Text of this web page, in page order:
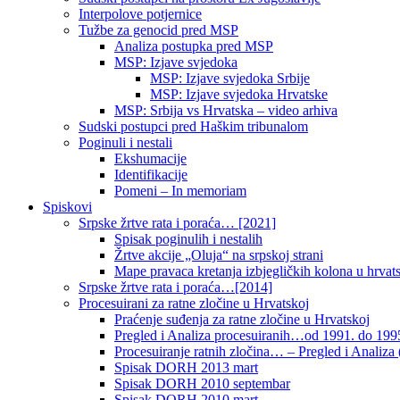
Interpolove potjernice
Tužbe za genocid pred MSP
Analiza postupka pred MSP
MSP: Izjave svjedoka
MSP: Izjave svjedoka Srbije
MSP: Izjave svjedoka Hrvatske
MSP: Srbija vs Hrvatska – video arhiva
Sudski postupci pred Haškim tribunalom
Poginuli i nestali
Ekshumacije
Identifikacije
Pomeni – In memoriam
Spiskovi
Srpske žrtve rata i poraća… [2021]
Spisak poginulih i nestalih
Žrtve akcije „Oluja“ na srpskoj strani
Mape pravaca kretanja izbjegličkih kolona u
Srpske žrtve rata i poraća…[2014]
Procesuirani za ratne zločine u Hrvatskoj
Praćenje suđenja za ratne zločine u Hrvatskoj
Pregled i Analiza procesuiranih…od 1991. do
Procesuiranje ratnih zločina… – Pregled i Analiza
Spisak DORH 2013 mart
Spisak DORH 2010 septembar